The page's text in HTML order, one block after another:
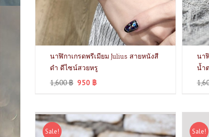
นาฬิกาเกรดพรีเมียม Julius สายหนังสี
ดำ ดีไซน์สวยหรู
1,600฿ 950 ฿
นา
น้ำ
Sale! Sale!